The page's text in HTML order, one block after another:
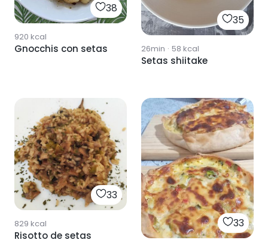
38
920 kcal
Gnocchis con setas
35
26min · 58 kcal
Setas shiitake
33
829 kcal
Risotto de setas
33